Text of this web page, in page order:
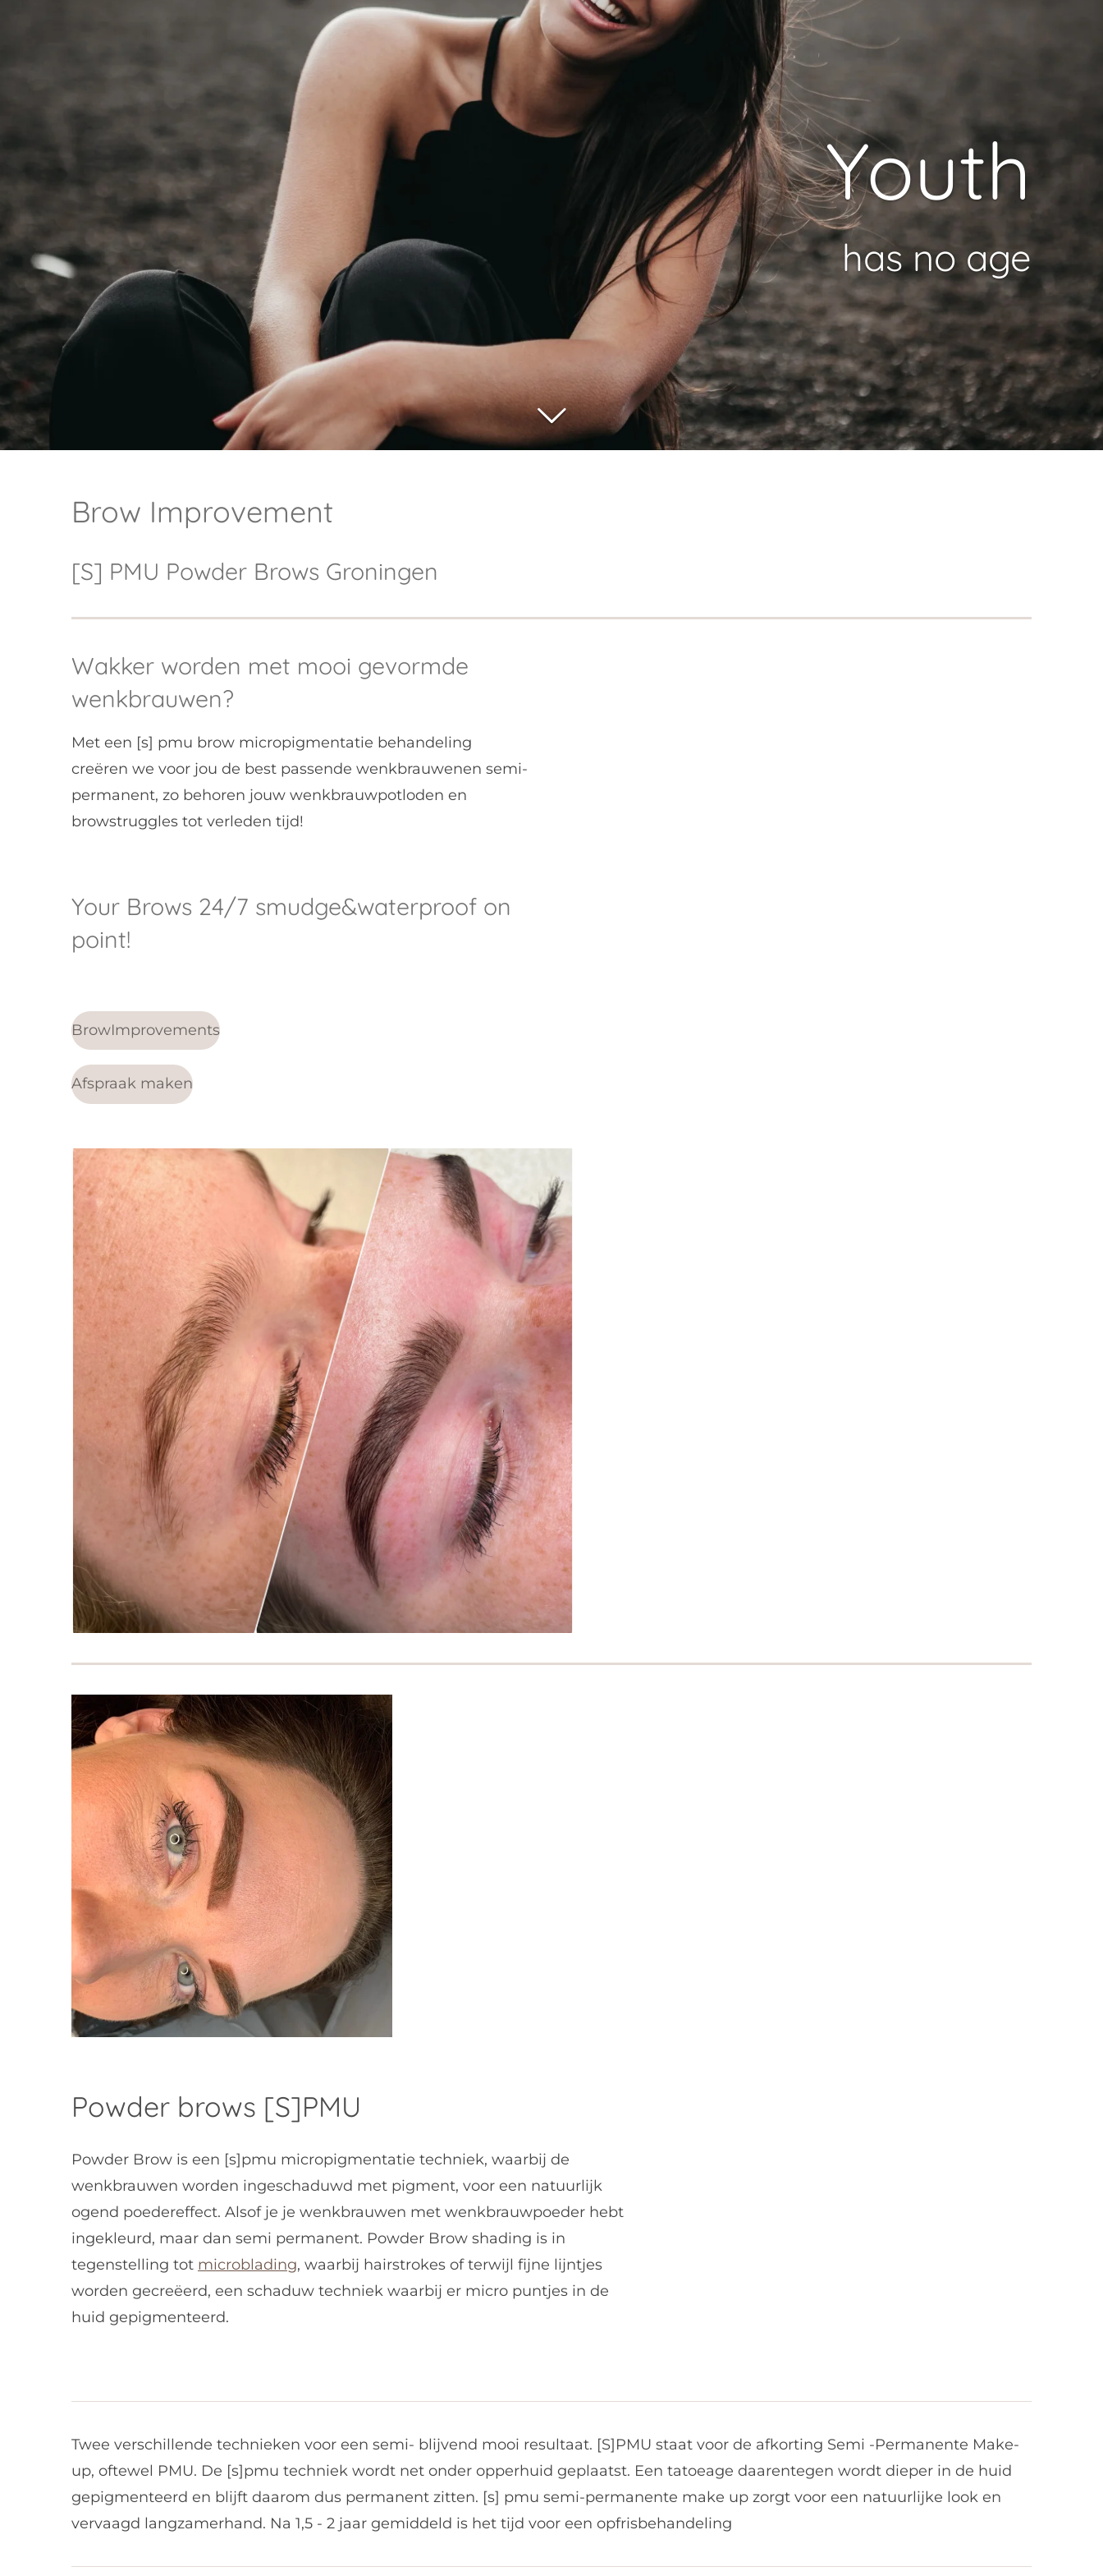
Youth
has no age
Brow Improvement
[S] PMU Powder Brows Groningen
Wakker worden met mooi gevormde
wenkbrauwen?
Met een [s] pmu brow micropigmentatie behandeling
creëren we voor jou de best passende wenkbrauwenen semi-
permanent, zo behoren jouw wenkbrauwpotloden en
browstruggles tot verleden tijd!
Your Brows 24/7 smudge&waterproof on
point!
BrowImprovements
Afspraak maken
Powder brows [S]PMU
Powder Brow is een [s]pmu micropigmentatie techniek, waarbij de
wenkbrauwen worden ingeschaduwd met pigment, voor een natuurlijk
ogend poedereffect. Alsof je je wenkbrauwen met wenkbrauwpoeder hebt
ingekleurd, maar dan semi permanent. Powder Brow shading is in
tegenstelling tot microblading, waarbij hairstrokes of terwijl fijne lijntjes
worden gecreëerd, een schaduw techniek waarbij er micro puntjes in de
huid gepigmenteerd.
Twee verschillende technieken voor een semi- blijvend mooi resultaat. [S]PMU staat voor de afkorting Semi -Permanente Make-
up, oftewel PMU. De [s]pmu techniek wordt net onder opperhuid geplaatst. Een tatoeage daarentegen wordt dieper in de huid
gepigmenteerd en blijft daarom dus permanent zitten. [s] pmu semi-permanente make up zorgt voor een natuurlijke look en
vervaagd langzamerhand. Na 1,5 - 2 jaar gemiddeld is het tijd voor een opfrisbehandeling